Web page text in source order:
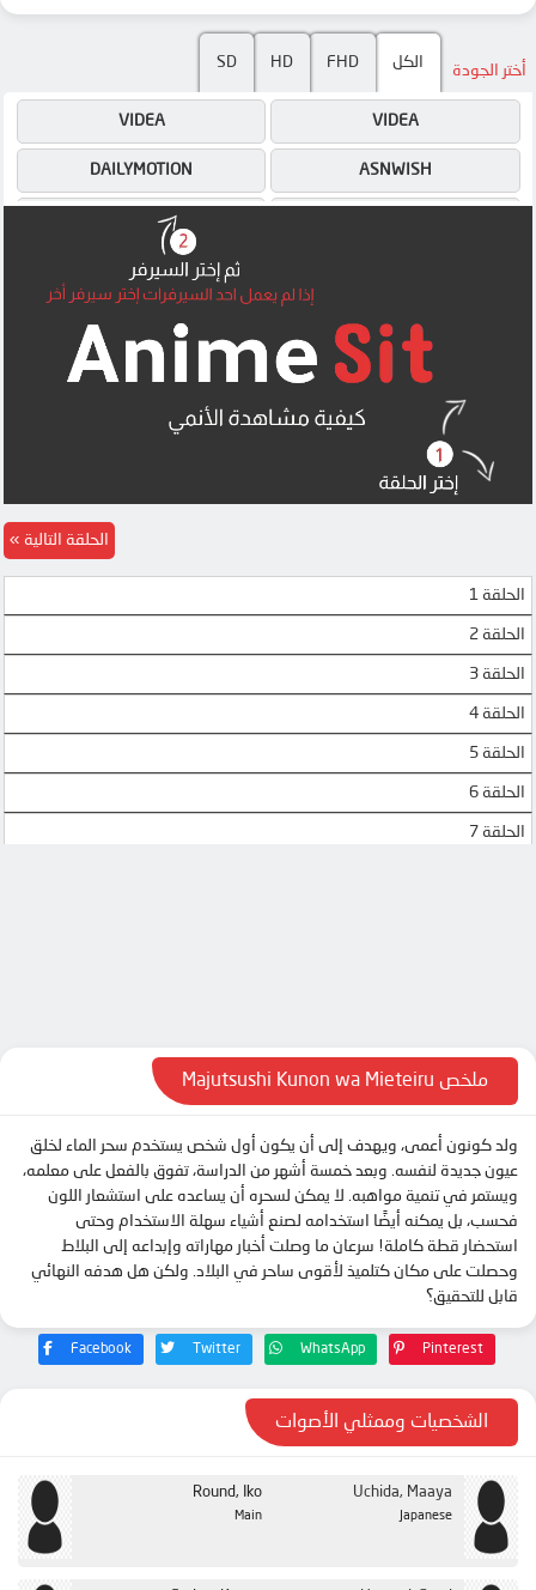
أختر الجودة الكل FHD
HD
SD
VIDEA
MP4UPLOAD
VIDEA
ASNWISH
DAILYMOTION
VIDEA
DAILYMOTION
الحلقة 1
الحلقة 2
الحلقة 3
الحلقة 4
الحلقة 5
الحلقة 6
الحلقة 7
الحلقة 13
الحلقة التالية
ملخص Majutsushi Kunon wa Mieteiru
ولد كونون أعمى، ويهدف إلى أن يكون أول شخص يستخدم سحر الماء لخلق
عيون جديدة لنفسه. وبعد خمسة أشهر من الدراسة، تفوق بالفعل على معلمه،
ويستمر في تنمية مواهبه. لا يمكن لسحره أن يساعده على استشعار اللون
فحسب، بل يمكنه أيضًا استخدامه لصنع أشياء سهلة الاستخدام وحتى
استحضار قطة كاملة! سرعان ما وصلت أخبار مهاراته وإبداعه إلى البلاط
وحصلت على مكان كتلميذ لأقوى ساحر في البلاد. ولكن هل هدفه النهائي
قابل للتحقيق؟
Facebook Twitter WhatsApp Pinterest
الشخصيات وممثلي الأصوات
Round, Iko
Main
Uchida, Maaya
Japanese